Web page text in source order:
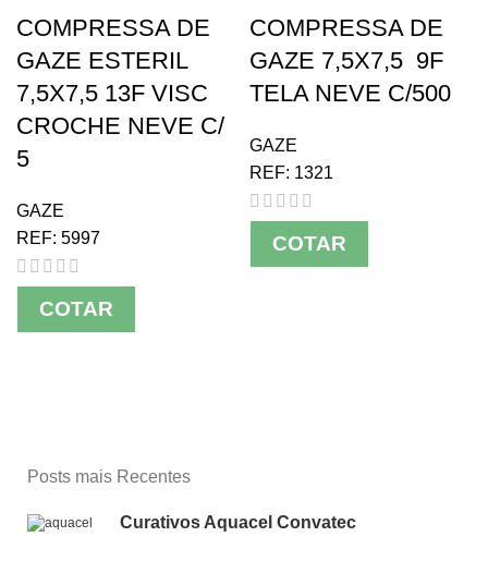
COMPRESSA DE
GAZE ESTERIL
7,5X7,5 13F VISC
CROCHE NEVE C/
5
GAZE
REF: 5997
COTAR
COMPRESSA DE
GAZE 7,5X7,5 9F
TELA NEVE C/500
GAZE
REF: 1321
COTAR
Posts mais Recentes
Curativos Aquacel Convatec